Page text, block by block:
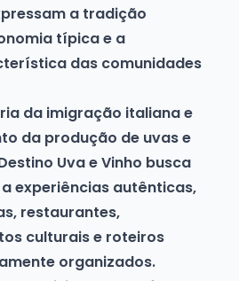
a tradição
típica e a
das comunidades
da imigração italiana e
da produção de uvas e
Uva e Vinho busca
experiências autênticas,
restaurantes,
culturais e roteiros
organizados.